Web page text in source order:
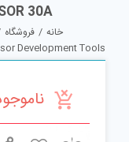
30A
خانه / فروشگاه
Development Tools